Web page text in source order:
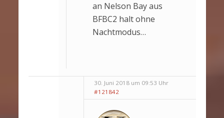
an Nelson Bay aus
BFBC2 halt ohne
Nachtmodus…
30. Juni 2018 um 09:53 Uhr
#121842